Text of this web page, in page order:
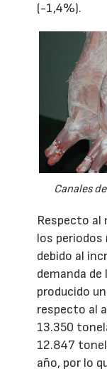
(-1,4%).
Canales
Respecto al
los
debido al
demanda
producido
respecto al
13.350
12.847
año, por lo